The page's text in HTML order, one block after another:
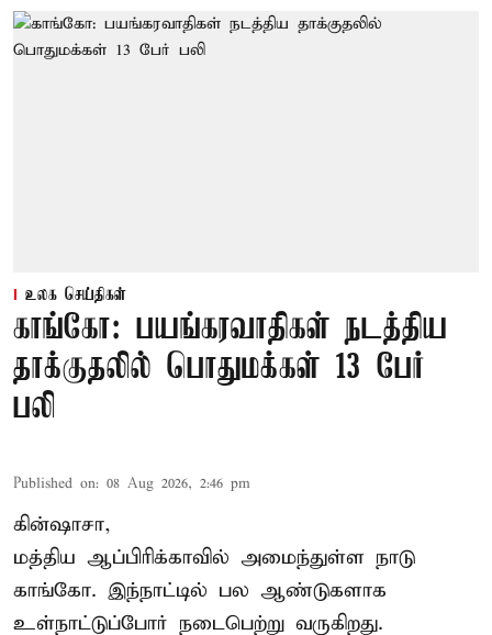
உலக செய்திகள்
காங்கோ: பயங்கரவாதிகள் நடத்திய
தாக்குதலில் பொதுமக்கள் 13 பேர்
பலி
Published on: 08 Aug 2026, 2:46 pm
கின்ஷாசா,
மத்திய ஆப்பிரிக்காவில் அமைந்துள்ள நாடு
காங்கோ. இந்நாட்டில் பல ஆண்டுகளாக
உள்நாட்டுப்போர் நடைபெற்று வருகிறது.